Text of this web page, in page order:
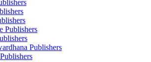
Publishers
Publishers